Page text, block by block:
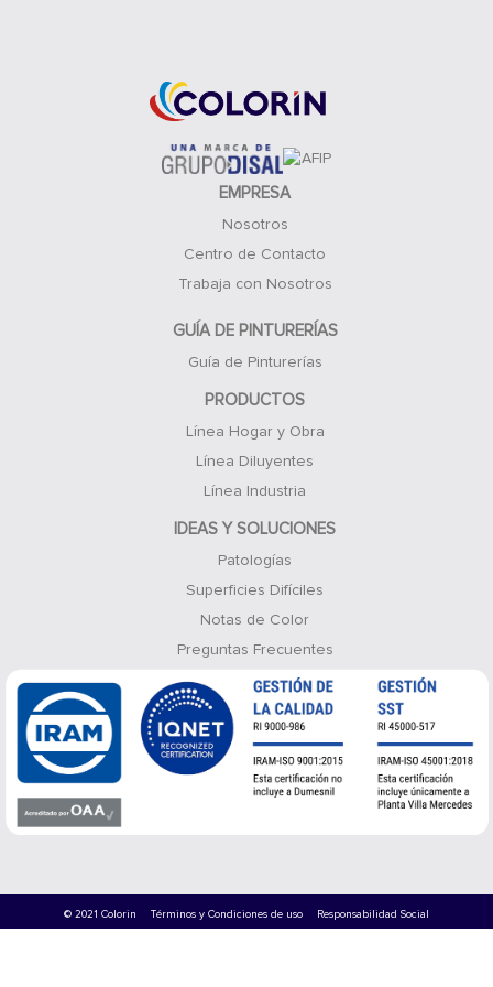
EMPRESA
Nosotros
Centro de Contacto
Trabaja con Nosotros
GUÍA DE PINTURERÍAS
Guía de Pinturerías
PRODUCTOS
Línea Hogar y Obra
Línea Diluyentes
Línea Industria
IDEAS Y SOLUCIONES
Patologías
Superficies Difíciles
Notas de Color
Preguntas Frecuentes
© 2021 Colorin Términos y Condiciones de uso Responsabilidad Social